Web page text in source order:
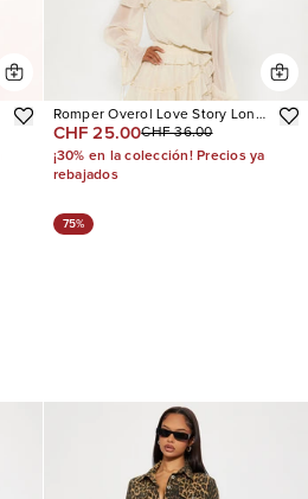
Romper Overol Love Story Long
Sleeve
CHF 25.00CHF 36.00
¡30% en la colección! Precios ya
rebajados
75%